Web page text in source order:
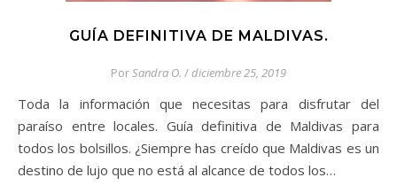
GUÍA DEFINITIVA DE MALDIVAS.
PorSandra O. /diciembre 25, 2019
Toda la información que necesitas para disfrutar del
paraíso entre locales. Guía definitiva de Maldivas para
todos los bolsillos. ¿Siempre has creído que Maldivas es un
destino de lujo que no está al alcance de todos los…